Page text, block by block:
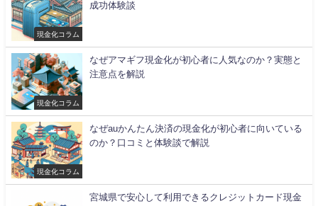
現金化コラム
成功体験談
現金化コラム
なぜアマギフ現金化が初心者に人気なのか？実態と
注意点を解説
現金化コラム
なぜauかんたん決済の現金化が初心者に向いている
のか？口コミと体験談で解説
宮城県で安心して利用できるクレジットカード現金